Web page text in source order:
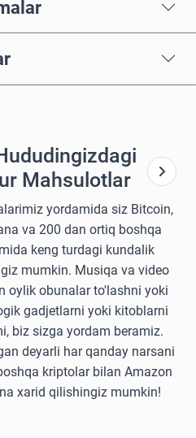
Mahsulotlar
yordamida siz Bitcoin,
va 200 dan ortiq boshqa
keng turdagi kundalik
mumkin. Musiqa va video
oylik obunalar to'lashni yoki
gadjetlarni yoki kitoblarni
biz sizga yordam beramiz.
deyarli har qanday narsani
kriptolar bilan Amazon
xarid qilishingiz mumkin!